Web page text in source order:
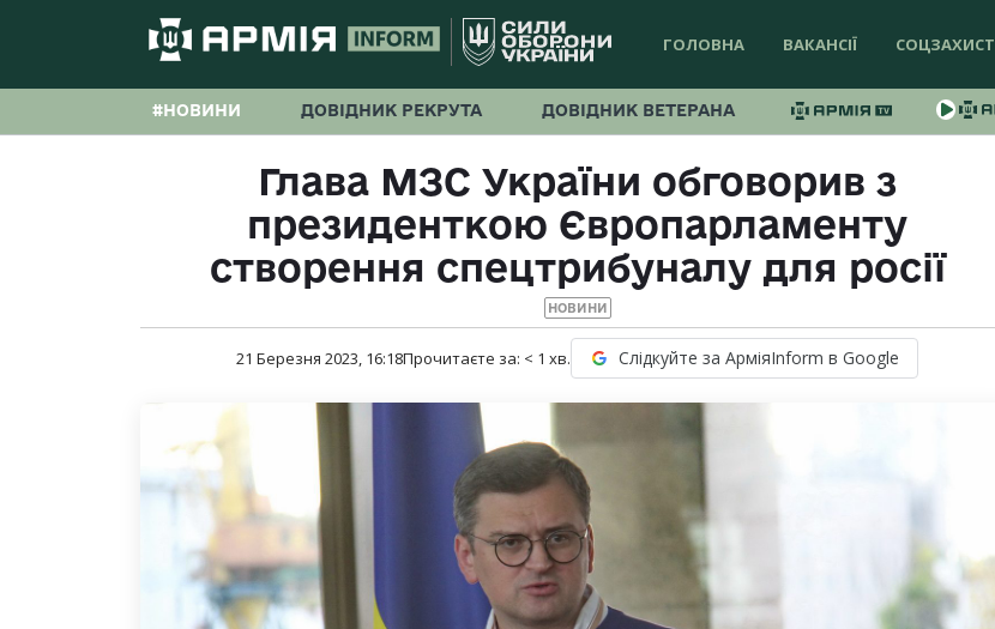
ГОЛОВНА ВАКАНСІЇ СОЦЗАХИСТ
#НОВИНИ ДОВІДНИК РЕКРУТА ДОВІДНИК ВЕТЕРАНА
Глава МЗС України обговорив з
президенткою Європарламенту
створення спецтрибуналу для росії
НОВИНИ
21 Березня 2023, 16:18Прочитаєте за: < 1 хв. Слідкуйте за АрміяInform в Google